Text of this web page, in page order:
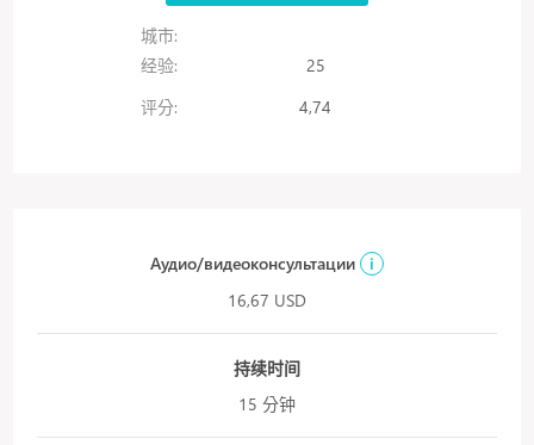
城市:
经验:
25
评分:
4,74
Аудио/видеоконсультации
i
16,67 USD
持续时间
15 分钟